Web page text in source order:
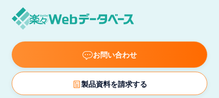
お問い合わせ
製品資料を請求する